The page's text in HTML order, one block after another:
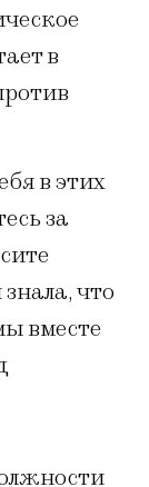
в
в этих
за
что
вместе